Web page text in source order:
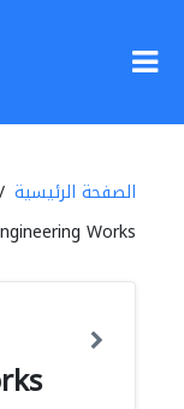
الصفحة الرئيسية
Works